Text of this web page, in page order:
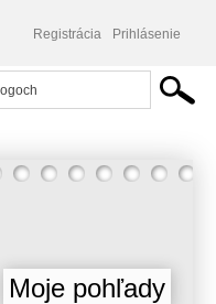
Registrácia Prihlásenie
Moje pohľady